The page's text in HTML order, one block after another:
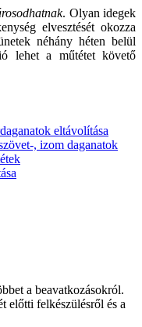
. Olyan idegek
elvesztését okozza
néhány héten belül
lehet a műtétet követő
eltávolítása
, izom daganatok
a beavatkozásokról.
előtti felkészülésről és a